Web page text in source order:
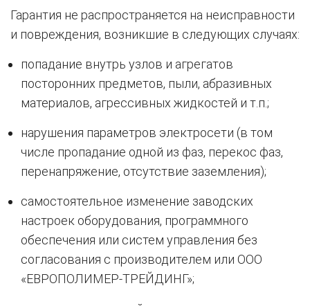
Гарантия не распространяется на неисправности
и повреждения, возникшие в следующих случаях:
попадание внутрь узлов и агрегатов
посторонних предметов, пыли, абразивных
материалов, агрессивных жидкостей и т.п.;
нарушения параметров электросети (в том
числе пропадание одной из фаз, перекос фаз,
перенапряжение, отсутствие заземления);
самостоятельное изменение заводских
настроек оборудования, программного
обеспечения или систем управления без
согласования с производителем или ООО
«ЕВРОПОЛИМЕР-ТРЕЙДИНГ»;